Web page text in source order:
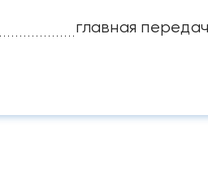
главная